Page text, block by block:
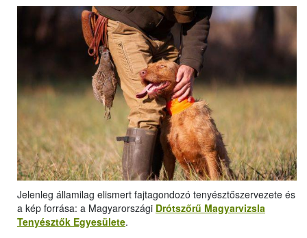
Jelenleg államilag elismert fajtagondozó tenyésztőszervezete és
a kép forrása: a Magyarországi Drótszőrű Magyarvizsla
Tenyésztők Egyesülete.